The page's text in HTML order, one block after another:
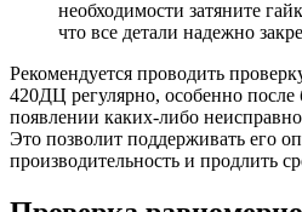
необходимости затяните
что все детали надежно
Рекомендуется проводить
420ДЦ регулярно, особенно
появлении каких-либо
Это позволит поддерживать его
производительность и продлить